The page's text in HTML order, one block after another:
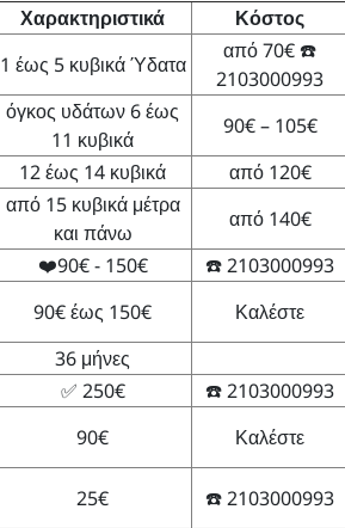
Χαρακτηριστικά
Κόστος
1 έως 5 κυβικά Ύδατα
από 70€ ☎️
2103000993
όγκος υδάτων 6 έως
11 κυβικά
90€ – 105€
12 έως 14 κυβικά
από 120€
από 15 κυβικά μέτρα
και πάνω
από 140€
❤️90€ - 150€
☎️ 2103000993
90€ έως 150€
Καλέστε
36 μήνες
✅ 250€
☎️ 2103000993
90€
Καλέστε
25€
☎️ 2103000993